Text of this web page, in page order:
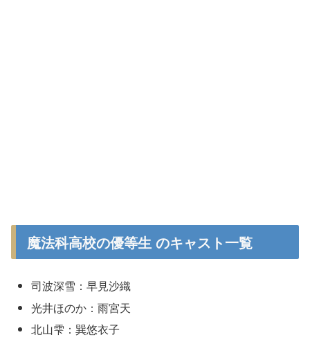
魔法科高校の優等生 のキャスト一覧
司波深雪：早見沙織
光井ほのか：雨宮天
北山雫：巽悠衣子